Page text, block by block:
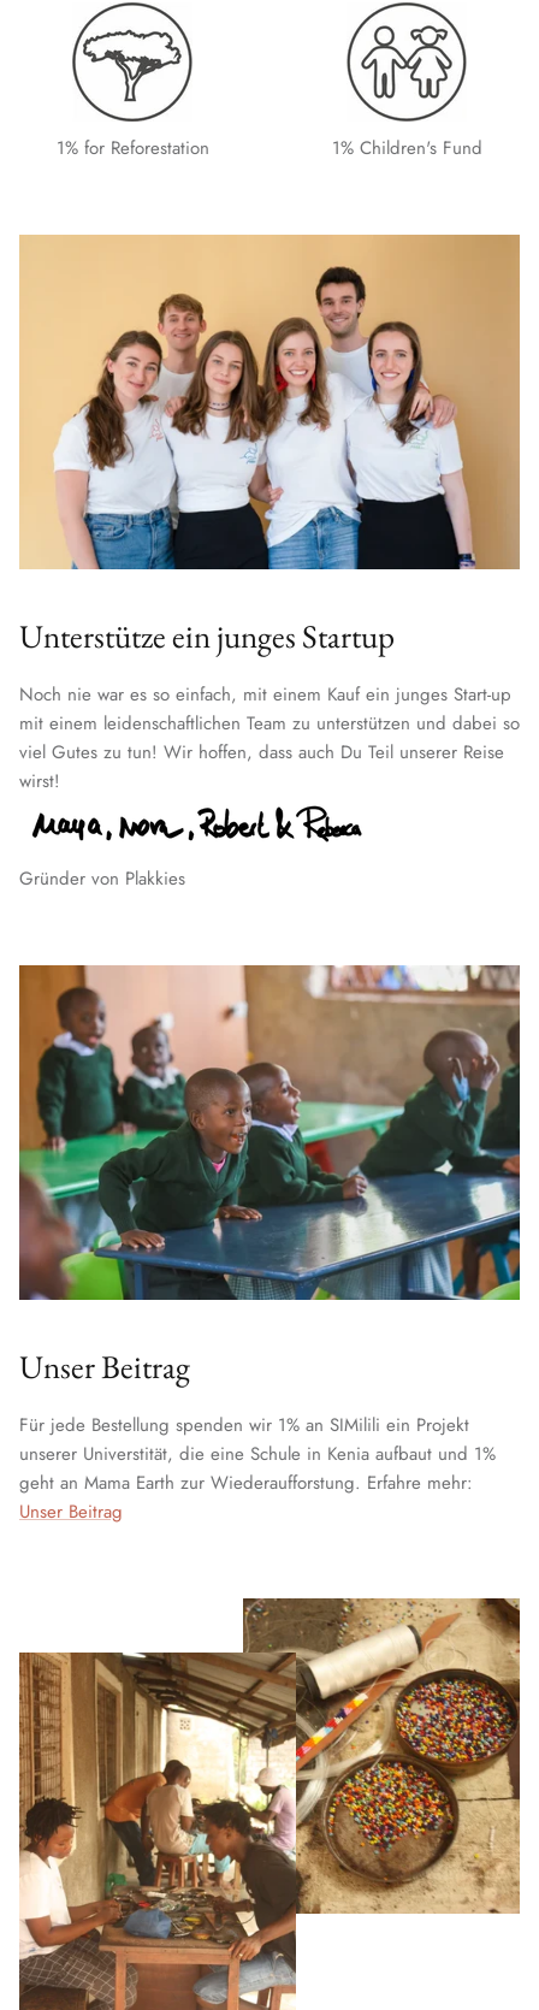
1% for Reforestation 1% Children's Fund
Unterstütze ein junges Startup
Noch nie war es so einfach, mit einem Kauf ein junges Start-up
mit einem leidenschaftlichen Team zu unterstützen und dabei so
viel Gutes zu tun! Wir hoffen, dass auch Du Teil unserer Reise
wirst!
Gründer von Plakkies
Unser Beitrag
Für jede Bestellung spenden wir 1% an SIMilili ein Projekt
unserer Universtität, die eine Schule in Kenia aufbaut und 1%
geht an Mama Earth zur Wiederaufforstung. Erfahre mehr:
Unser Beitrag